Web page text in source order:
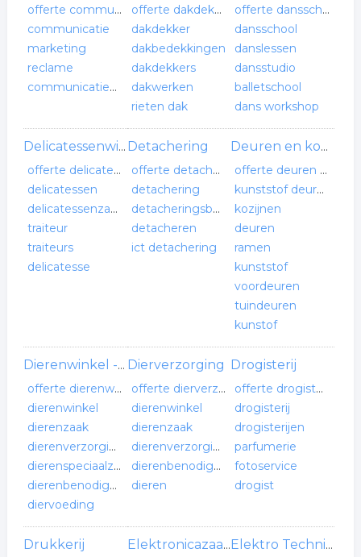
offerte communicatie bureau
communicatie
marketing
reclame
communicatiebureau
offerte dakdekker
dakdekker
dakbedekkingen
dakdekkers
dakwerken
rieten dak
offerte dansschool
dansschool
danslessen
dansstudio
balletschool
dans workshop
Delicatessenwinkel
offerte delicatessenwinkel
delicatessen
delicatessenzaak
traiteur
traiteurs
delicatesse
Detachering
offerte detachering
detachering
detacheringsbureau
detacheren
ict detachering
Deuren en kozijnen
offerte deuren en kozijnen
kunststof deuren en kozijnen
kozijnen
deuren
ramen
kunststof
voordeuren
tuindeuren
kunstof
Dierenwinkel -verzorging
offerte dierenwinkel -verzorging
dierenwinkel
dierenzaak
dierenverzorging
dierenspeciaalzaak
dierenbenodigdheden
diervoeding
Dierverzorging
offerte dierverzorging
dierenwinkel
dierenzaak
dierenverzorging
dierenbenodigdheden
dieren
Drogisterij
offerte drogisterij
drogisterij
drogisterijen
parfumerie
fotoservice
drogist
Drukkerij
Elektronicazaak
Elektro Technisch Installatie Bureau